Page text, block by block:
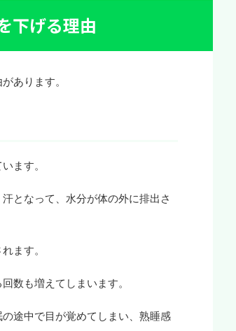
下げる理由
あります。
ます。
となって、水分が体の外に排出さ
ます。
数も増えてしまいます。
途中で目が覚めてしまい、熟睡感